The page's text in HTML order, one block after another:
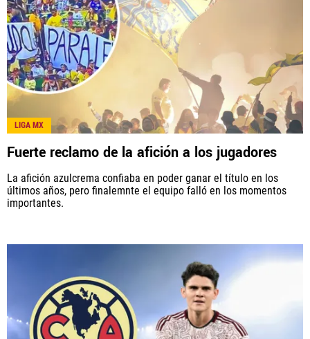
LIGA MX
Fuerte reclamo de la afición a los jugadores
La afición azulcrema confiaba en poder ganar el título en los
últimos años, pero finalemnte el equipo falló en los momentos
importantes.